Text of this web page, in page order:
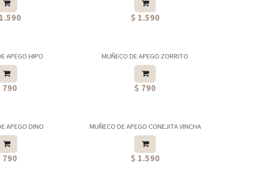
$ 1.590
APEGO HIPO
790
MUÑECO DE APEGO ZORRITO
$ 790
APEGO DINO
790 ⭐ Más elegida
MUÑECO DE APEGO CONEJITA VINCHA
$ 1.590